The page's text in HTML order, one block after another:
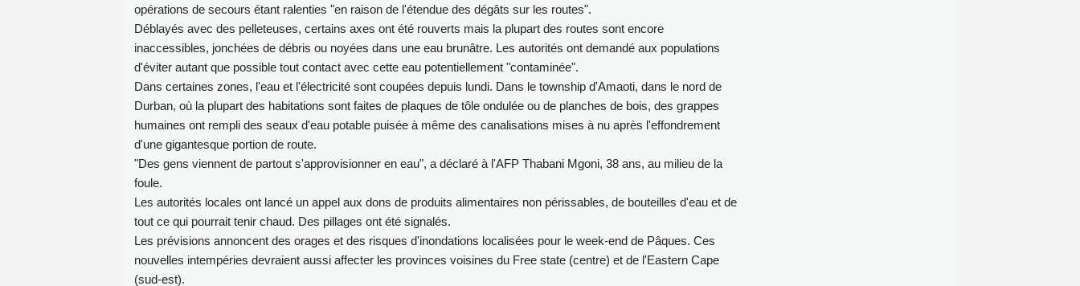
opérations de secours étant ralenties "en raison de l'étendue des dégâts sur les routes".
Déblayés avec des pelleteuses, certains axes ont été rouverts mais la plupart des routes sont encore
inaccessibles, jonchées de débris ou noyées dans une eau brunâtre. Les autorités ont demandé aux populations
d'éviter autant que possible tout contact avec cette eau potentiellement "contaminée".
Dans certaines zones, l'eau et l'électricité sont coupées depuis lundi. Dans le township d'Amaoti, dans le nord de
Durban, où la plupart des habitations sont faites de plaques de tôle ondulée ou de planches de bois, des grappes
humaines ont rempli des seaux d'eau potable puisée à même des canalisations mises à nu après l'effondrement
d'une gigantesque portion de route.
"Des gens viennent de partout s'approvisionner en eau", a déclaré à l'AFP Thabani Mgoni, 38 ans, au milieu de la
foule.
Les autorités locales ont lancé un appel aux dons de produits alimentaires non périssables, de bouteilles d'eau et de
tout ce qui pourrait tenir chaud. Des pillages ont été signalés.
Les prévisions annoncent des orages et des risques d'inondations localisées pour le week-end de Pâques. Ces
nouvelles intempéries devraient aussi affecter les provinces voisines du Free state (centre) et de l'Eastern Cape
(sud-est).